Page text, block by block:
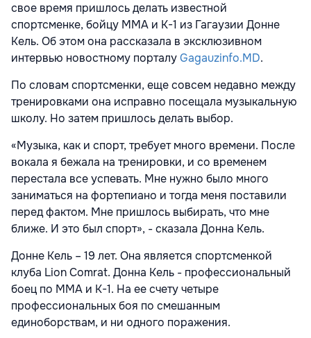
свое время пришлось делать известной
спортсменке, бойцу ММА и К-1 из Гагаузии Донне
Кель. Об этом она рассказала в эксклюзивном
интервью новостному порталуGagauzinfo.MD.
По словам спортсменки, еще совсем недавно между
тренировками она исправно посещала музыкальную
школу. Но затем пришлось делать выбор.
«Музыка, как и спорт, требует много времени. После
вокала я бежала на тренировки, и со временем
перестала все успевать. Мне нужно было много
заниматься на фортепиано и тогда меня поставили
перед фактом. Мне пришлось выбирать, что мне
ближе. И это был спорт», - сказала Донна Кель.
Донне Кель – 19 лет. Она является спортсменкой
клуба Lion Comrat. Донна Кель - профессиональный
боец по ММА и К-1. На ее счету четыре
профессиональных боя по смешанным
единоборствам, и ни одного поражения.